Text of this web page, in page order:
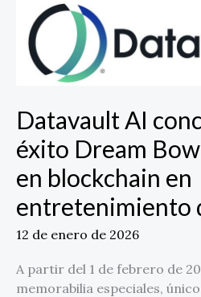
Datavault AI
éxito Dream
en blockchain en
entretenimiento
12 de enero de 2026
A partir del 1 de febrero de
memorabilia especiales,
concluye
con
éxito
Bowl
pionero
en
en
entretenimiento